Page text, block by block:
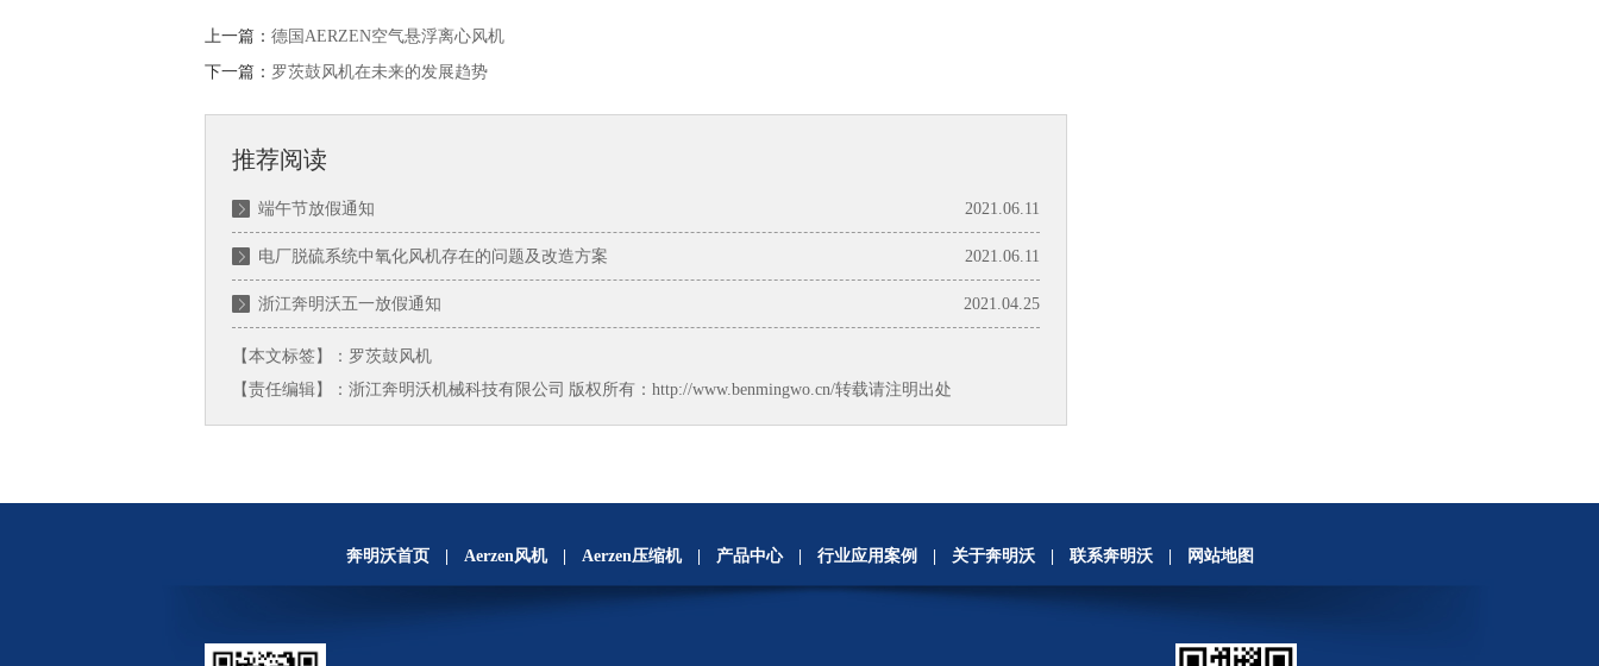
上一篇： 德国AERZEN空气悬浮离心风机
下一篇： 罗茨鼓风机在未来的发展趋势
推荐阅读
2021.06.11
端午节放假通知
2021.06.11
电厂脱硫系统中氧化风机存在的问题及改造方案
2021.04.25
浙江奔明沃五一放假通知
【本文标签】： 罗茨鼓风机
【责任编辑】： 浙江奔明沃机械科技有限公司 版权所有：http://www.benmingwo.cn/转载请注明出处
奔明沃首页 Aerzen风机 Aerzen压缩机 产品中心 行业应用案例 关于奔明沃 联系奔明沃 网站地图